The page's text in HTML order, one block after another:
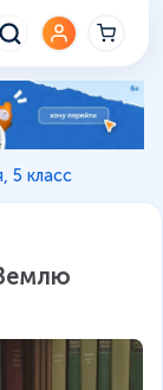
5 класс